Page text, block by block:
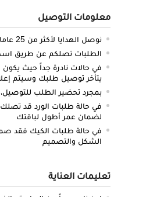
معلومات التوصيل
نوصل الهدايا لأكثر من 25 عاما لذا نحن ملتزمون بالدقة والتوصيل في الميعاد المحدد
الطلبات تصلكم عن طريق
في حالات نادرة جداً حيث
يتأخر توصيل طلبك وسيتم
بمجرد تحضير الطلب للتوصيل،
في حالة طلبات الورد قد
لضمان عمر أطول لباقتك
في حالة طلبات الكيك فقد
الشكل والتصميم
تعليمات العناية